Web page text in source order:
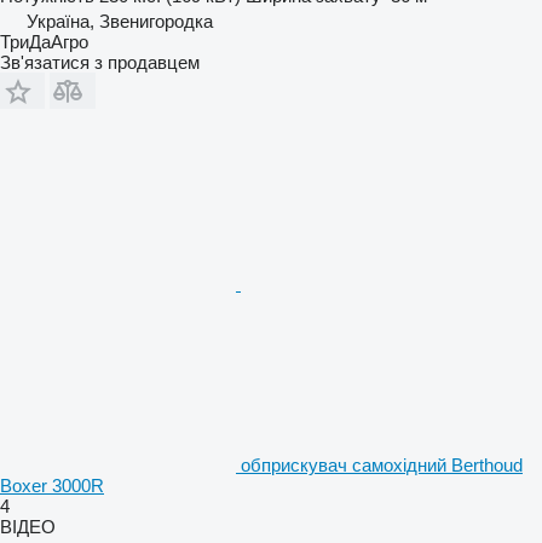
Україна, Звенигородка
ТриДаАгро
Зв'язатися з продавцем
обприскувач самохідний Berthoud
Boxer 3000R
4
ВІДЕО